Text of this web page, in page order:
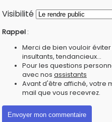
Visibilité
Rappel :
Merci de bien vouloir
insultants, tendancieux...
Pour les questions
avec nos assistants
Avant d'être affiché, votre
mail que vous recevrez.